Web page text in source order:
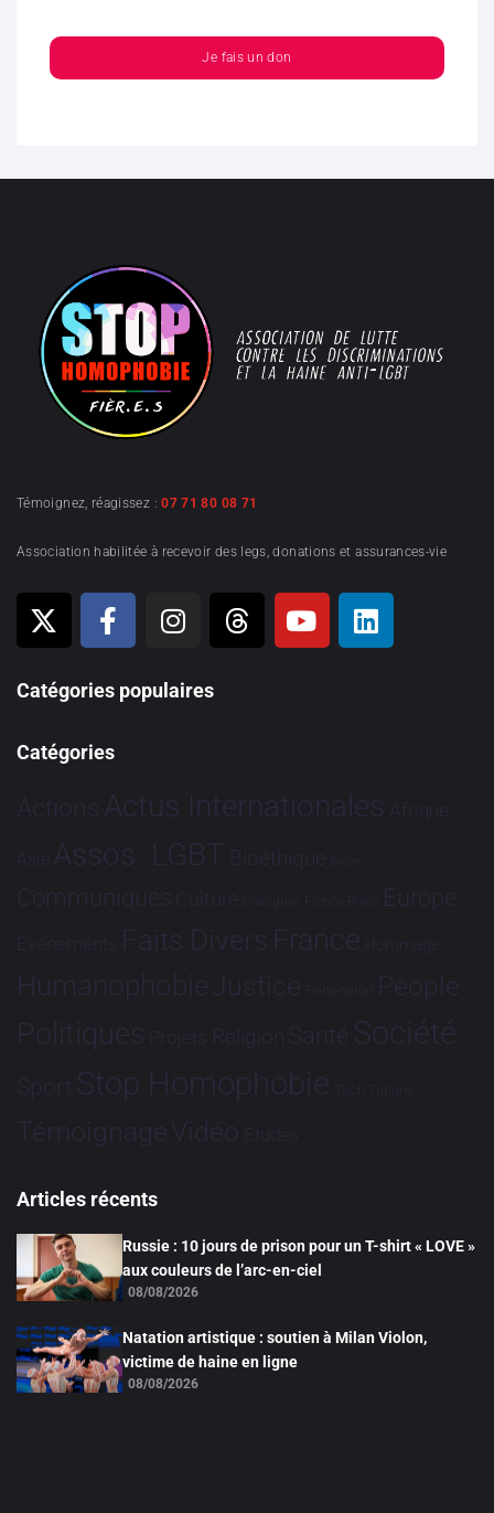
Je fais un don
Témoignez, réagissez :07 71 80 08 71
Association habilitée à recevoir des legs, donations et assurances-vie
Catégories populaires
Catégories
Actions Actus Internationales Afrique
Asie Assos. LGBT Bioéthique Brève
Communiqués Culture Dialogues France-Brésil Europe
Evénements Faits Divers France Hommage
HumanophobieJustice Partenariat People
Politiques Projets Religion Santé Société
Sport Stop Homophobie Tech Tribune
TémoignageVidéo Études
Articles récents
Russie : 10 jours de prison pour un T-shirt « LOVE »
aux couleurs de l’arc-en-ciel
08/08/2026
Natation artistique : soutien à Milan Violon,
victime de haine en ligne
08/08/2026